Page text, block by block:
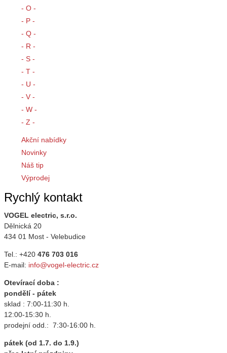
- O -
- P -
- Q -
- R -
- S -
- T -
- U -
- V -
- W -
- Z -
Akční nabídky
Novinky
Náš tip
Výprodej
Rychlý kontakt
VOGEL electric, s.r.o.
Dělnická 20
434 01 Most - Velebudice
Tel.: +420 476 703 016
E-mail: info@vogel-electric.cz
Otevírací doba :
pondělí - pátek
sklad : 7:00-11:30 h.
12:00-15:30 h.
prodejní odd.: 7:30-16:00 h.
pátek (od 1.7. do 1.9.)